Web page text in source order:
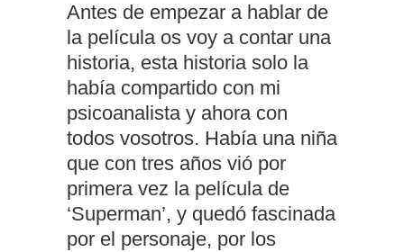
Antes de empezar a hablar de
la película os voy a contar una
historia, esta historia solo la
había compartido con mi
psicoanalista y ahora con
todos vosotros. Había una niña
que con tres años vió por
primera vez la película de
‘Superman’, y quedó fascinada
por el personaje, por los